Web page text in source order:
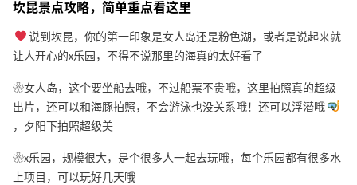
坎昆景点攻略，简单重点看这里
说到坎昆，你的第一印象是女人岛还是粉色湖，或者是说起来就
让人开心的x乐园，不得不说那里的海真的太好看了
❀️女人岛，这个要坐船去哦，不过船票不贵哦，这里拍照真的超级
出片，还可以和海豚拍照，不会游泳也没关系哦！还可以浮潜哦
，夕阳下拍照超级美
❀️x乐园，规模很大，是个很多人一起去玩哦，每个乐园都有很多水
上项目，可以玩好几天哦